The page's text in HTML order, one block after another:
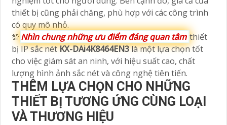
thiết bị cũng phải chăng, phù hợp với các công trình
có quy mô nhỏ.
💯Nhìn chung những ưu điểm đáng quan tâm thiết
bị IP sắc nétKX-DAi4K8464EN3là một lựa chọn tốt
cho việc giám sát an ninh, với hiệu suất cao, chất
lượng hình ảnh sắc nét và công nghệ tiên tiến.
THÊM LỰA CHỌN CHO NHỮNG
THIẾT BỊ TƯƠNG ỨNG CÙNG LOẠI
VÀ THƯƠNG HIỆU